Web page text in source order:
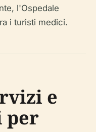
l'Ospedale
i turisti medici.
e
per